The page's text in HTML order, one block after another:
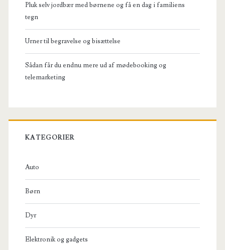
Pluk selv jordbær med børnene og få en dag i familiens
tegn
Urner til begravelse og bisættelse
Sådan får du endnu mere ud af mødebooking og
telemarketing
KATEGORIER
Auto
Børn
Dyr
Elektronik og gadgets